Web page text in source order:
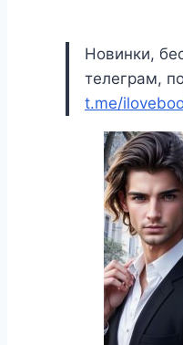
Новинки,
телеграм,
t.me/